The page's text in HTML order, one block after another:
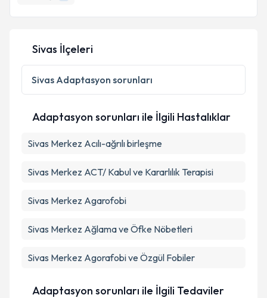
E-posta Adresiniz
Kişisel verilerimin işlenmesine ilişkinAydınlatma
Metni
'ni okudum ve kişisel verilerimin belirtilen
kapsamda işlenmesini kabul ediyorum.
Takvim Talebini Gönder
Sivas İlçeleri
Sivas Adaptasyon sorunları
Adaptasyon sorunları ile İlgili Hastalıklar
Sivas Merkez Acılı-ağrılı birleşme
Sivas Merkez ACT/ Kabul ve Kararlılık Terapisi
Sivas Merkez Agarofobi
Sivas Merkez Ağlama ve Öfke Nöbetleri
Sivas Merkez Agorafobi ve Özgül Fobiler
Adaptasyon sorunları ile İlgili Tedaviler